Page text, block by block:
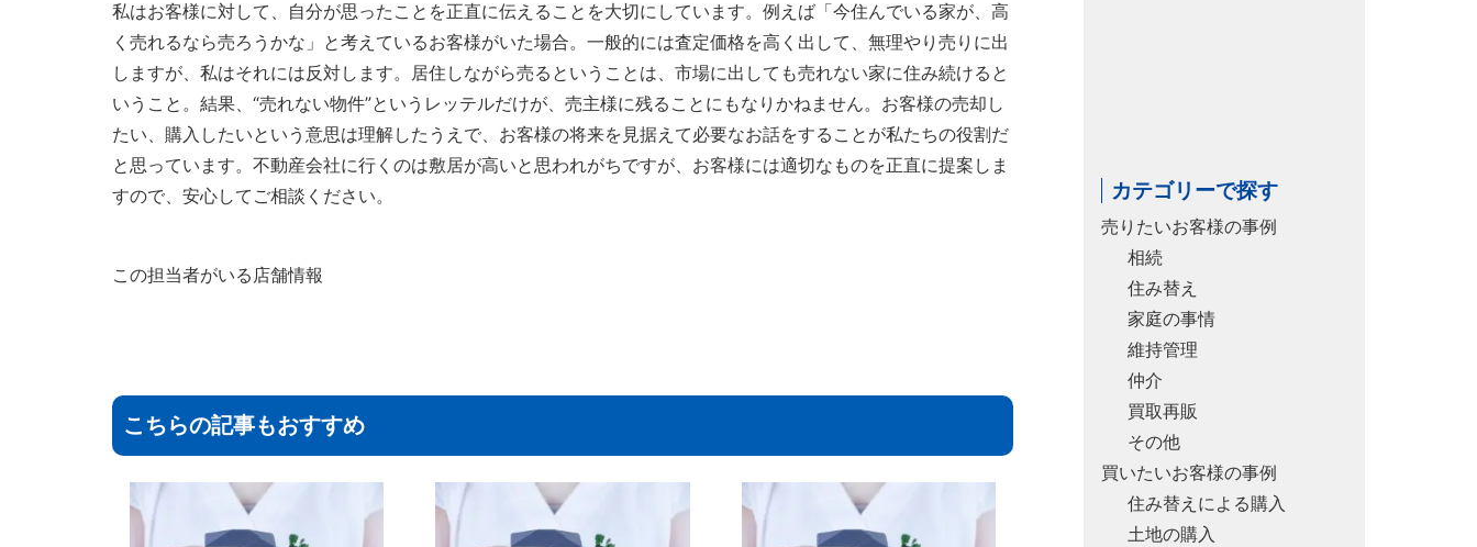
私はお客様に対して、自分が思ったことを正直に伝えることを大切にしています。例えば「今住んでいる家が、高
く売れるなら売ろうかな」と考えているお客様がいた場合。一般的には査定価格を高く出して、無理やり売りに出
しますが、私はそれには反対します。居住しながら売るということは、市場に出しても売れない家に住み続けると
いうこと。結果、“売れない物件”というレッテルだけが、売主様に残ることにもなりかねません。お客様の売却し
たい、購入したいという意思は理解したうえで、お客様の将来を見据えて必要なお話をすることが私たちの役割だ
と思っています。不動産会社に行くのは敷居が高いと思われがちですが、お客様には適切なものを正直に提案しま
すので、安心してご相談ください。
この担当者がいる店舗情報
こちらの記事もおすすめ
カテゴリーで探す
売りたいお客様の事例
相続
住み替え
家庭の事情
維持管理
仲介
買取再販
その他
買いたいお客様の事例
住み替えによる購入
土地の購入